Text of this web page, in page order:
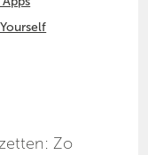
Zo